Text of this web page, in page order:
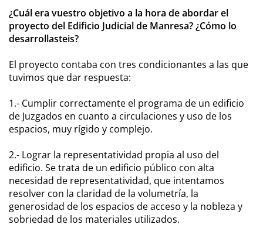
¿Cuál era vuestro objetivo a la hora de abordar el
proyecto del Edificio Judicial de Manresa? ¿Cómo lo
desarrollasteis?
El proyecto contaba con tres condicionantes a las que
tuvimos que dar respuesta:
1.- Cumplir correctamente el programa de un edificio
de Juzgados en cuanto a circulaciones y uso de los
espacios, muy rígido y complejo.
2.- Lograr la representatividad propia al uso del
edificio. Se trata de un edificio público con alta
necesidad de representatividad, que intentamos
resolver con la claridad de la volumetría, la
generosidad de los espacios de acceso y la nobleza y
sobriedad de los materiales utilizados.